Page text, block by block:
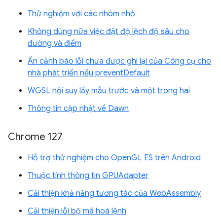
Thử nghiệm với các nhóm nhỏ
Không dùng nữa việc đặt độ lệch độ sâu cho
đường và điểm
Ẩn cảnh báo lỗi chưa được ghi lại của Công cụ cho
nhà phát triển nếu preventDefault
WGSL nội suy lấy mẫu trước và một trong hai
Thông tin cập nhật về Dawn
Chrome 127
Hỗ trợ thử nghiệm cho OpenGL ES trên Android
Thuộc tính thông tin GPUAdapter
Cải thiện khả năng tương tác của WebAssembly
Cải thiện lỗi bộ mã hoá lệnh